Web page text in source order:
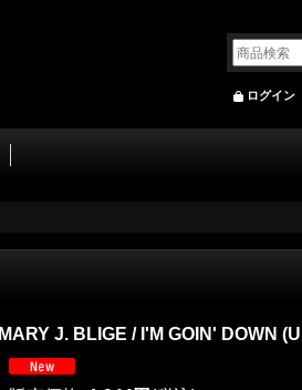
ログイン
MARY J. BLIGE / I'M GOIN' DOWN